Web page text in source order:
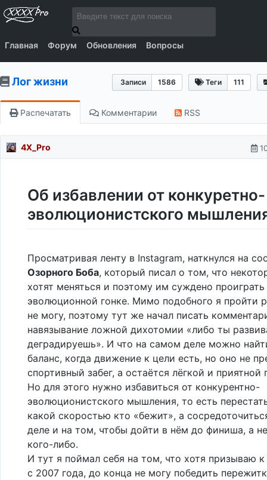
Главная Форум Обновления Вопросы
Записи 1586 Теги 111
Лог жизни
Распечатать Комментарии RSS
4X_Pro
Об избавлении от конкуретно-
эволюционистского
Просматривая ленту в Instagram, наткнулся на
Озорного Боба, который писал о том, что
хотят меняться и поэтому им суждено проиграть
эволюционной гонке. Мимо подобного я пройти
не могу, поэтому тут же начал писать
навязывание ложной дихотомии «либо ты
деградируешь». И что на самом деле можно
баланс, когда движение к цели есть, но оно не
спортивный забег, а остаётся лёгкой и приятной
Но для этого нужно избавиться от конкурентно-
эволюционистского мышления, то есть
какой скоростью кто «бежит», а
деле и на том, чтобы дойти в нём до финиша, а
кого-либо.
И тут я поймал себя на том, что хотя призываю
с 2007 года, до конца не могу победить